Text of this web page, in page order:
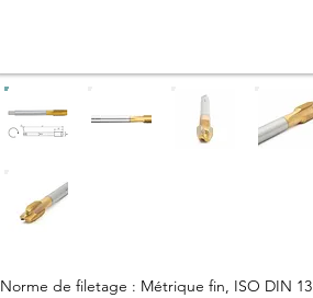
Norme de filetage : Métrique fin, ISO DIN 13